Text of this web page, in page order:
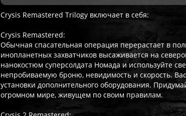
Crysis Remastered Trilogy включает в себя:
Crysis Remastered:
Обычная спасательная операция перерастает в
инопланетных захватчиков высаживается на
нанокостюм суперсолдата Номада и используйте
непробиваемую броню, невидимость и скорость.
установки дополнительного оборудования.
огромном мире, живущем по своим правилам.